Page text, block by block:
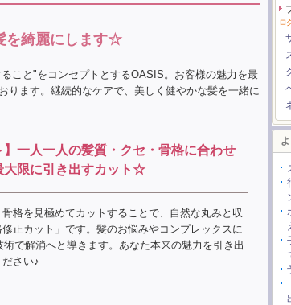
を綺麗にします☆
こと"をコンセプトとするOASIS。お客様の魅力を最
ります。継続的なケアで、美しく健やかな髪を一緒に
】一人一人の髪質・クセ・骨格に合わせ
大限に引き出すカット☆
格を見極めてカットすることで、自然な丸みと収
正カット」です。髪のお悩みやコンプレックスに
で解消へと導きます。あなた本来の魅力を引き出
さい♪
ロ